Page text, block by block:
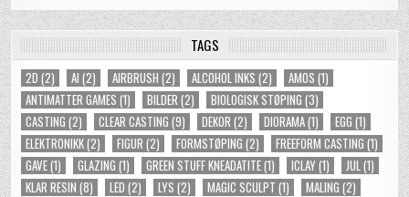
TAGS
2D (2) AI (2) AIRBRUSH (2) ALCOHOL INKS (2) AMOS (1)
ANTIMATTER GAMES (1) BILDER (2) BIOLOGISK STØPING (3)
CASTING (2) CLEAR CASTING (9) DEKOR (2) DIORAMA(1) EGG (1)
ELEKTRONIKK(2) FIGUR (2) FORMSTØPING (2) FREEFORM CASTING (1)
GAVE(1) GLAZING (1) GREEN STUFF KNEADATITE(1) ICLAY(1) JUL(1)
KLAR RESIN (8) LED (2) LYS (2) MAGIC SCULPT (1) MALING (2)